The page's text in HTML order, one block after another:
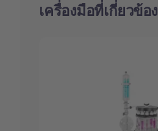
เครื่องมือที่เกี่ยวข้อง